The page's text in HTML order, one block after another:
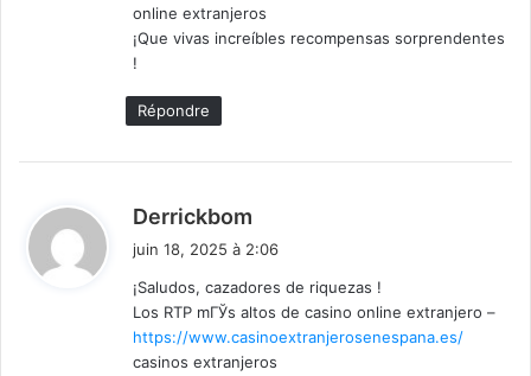
online extranjeros
¡Que vivas increíbles recompensas sorprendentes
!
Répondre
Derrickbom
:
juin 18, 2025 à 2:06
¡Saludos, cazadores de riquezas !
Los RTP mГЎs altos de casino online extranjero –
https://www.casinoextranjerosenespana.es/
casinos extranjeros